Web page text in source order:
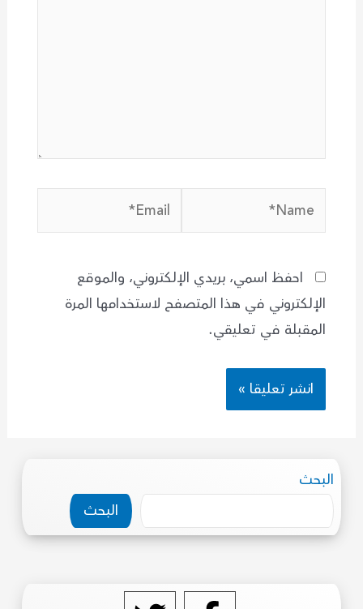
Email*
احفظ اسمي، بريدي الإلكتروني، والموقع
الإلكتروني في هذا المتصفح لاستخدامها المرة
المقبلة في تعليقي.
البحث
البحث